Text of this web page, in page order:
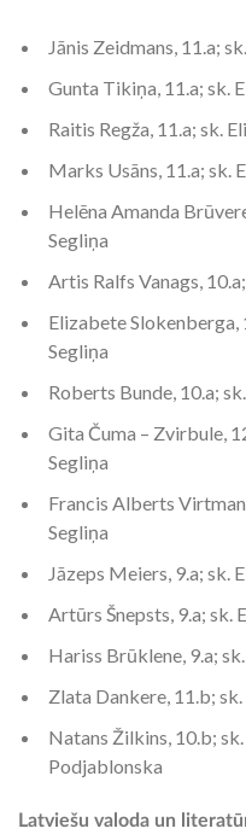
Jānis Zeidmans,
Gunta Tikiņa,
Raitis Regža,
Marks Usāns,
Helēna Amanda
Segliņa
Artis Ralfs
Elizabete Slokenberga,
Segliņa
Roberts Bunde,
Gita Čuma – Zvirbule,
Segliņa
Francis Alberts
Segliņa
Jāzeps Meiers,
Artūrs Šnepsts,
Hariss Brūklene, 9.a;
Zlata Dankere, 11.b;
Natans Žilkins, 10.b;
Latviešu valoda un